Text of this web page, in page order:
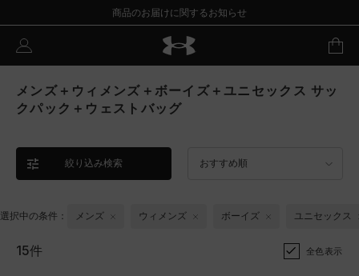
商品のお届けに関するお知らせ
メンズ＋ウィメンズ＋ボーイズ＋ユニセックス サッ
クパック＋ウェストバッグ
絞り込み検索 おすすめ順
選択中の条件： メンズ ウィメンズ ボーイズ ユニセックス
15件 全色表示